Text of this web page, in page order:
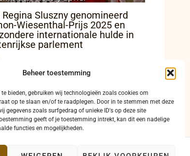
Beheer toestemming
bieden, gebruiken wij technologieën zoals cookies om
op te slaan en/of te raadplegen. Door in te stemmen met deze
gegevens zoals surfgedrag of unieke ID's op deze site
geeft of je toestemming intrekt, kan dit een nadelige
functies en mogelijkheden.
Regina Sluszny genomineerd
Wiesenthal-Prijs 2025 en
internationale hulde in
parlement